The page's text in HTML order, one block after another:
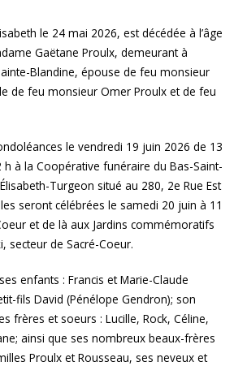
le 24 mai 2026, est décédée à l’âge
Gaëtane Proulx, demeurant à
Blandine, épouse de feu monsieur
de feu monsieur Omer Proulx et de feu
le vendredi 19 juin 2026 de 13
à la Coopérative funéraire du Bas-Saint-
Turgeon situé au 280, 2e Rue Est
seront célébrées le samedi 20 juin à 11
et de là aux Jardins commémoratifs
secteur de Sacré-Coeur.
enfants : Francis et Marie-Claude
fils David (Pénélope Gendron); son
frères et soeurs : Lucille, Rock, Céline,
ainsi que ses nombreux beaux-frères
Proulx et Rousseau, ses neveux et